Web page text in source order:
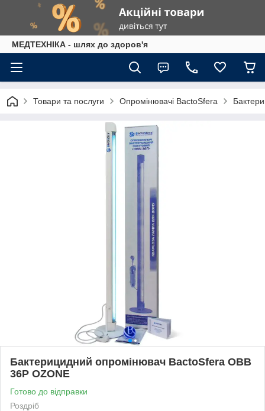
МЕДТЕХНІКА - шлях до здоров'я
Товари та послуги Опромінювачі BactoSfera
Бактерицидний опромінювач BactoSfera OBB
36P OZONE
Готово до відправки
Роздріб